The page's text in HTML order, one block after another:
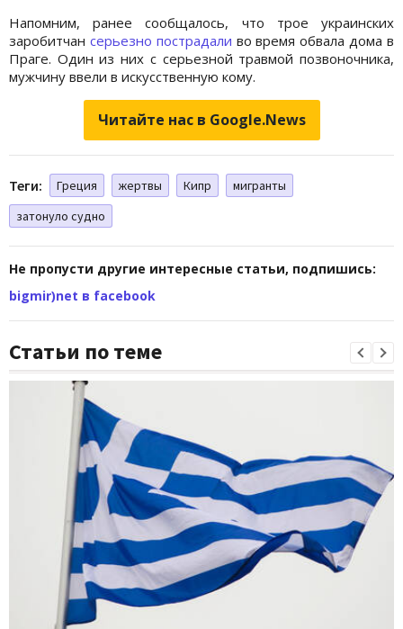
Напомним, ранее сообщалось, что трое украинских
заробитчан серьезно пострадали во время обвала дома в
Праге. Один из них с серьезной травмой позвоночника,
мужчину ввели в искусственную кому.
Читайте нас в Google.News
Теги: Греция жертвы Кипр
мигранты
затонуло судно
Не пропусти другие интересные статьи, подпишись:
bigmir)net в facebook
Статьи по теме